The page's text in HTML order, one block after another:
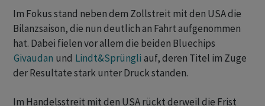
Im Fokus stand neben dem Zollstreit mit den USA die
Bilanzsaison, die nun deutlich an Fahrt aufgenommen
hat. Dabei fielen vor allem die beiden Bluechips
Givaudan und Lindt&Sprüngli auf, deren Titel im Zuge
der Resultate stark unter Druck standen.
Im Handelsstreit mit den USA rückt derweil die Frist